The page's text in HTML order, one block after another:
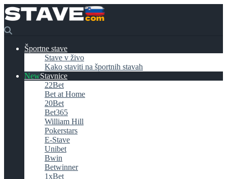
Športne stave
Stave v živo
Kako staviti na športnih stavah
Stavnice
22Bet
Bet at Home
20Bet
Bet365
William Hill
Pokerstars
E-Stave
Unibet
Bwin
Betwinner
1xBet